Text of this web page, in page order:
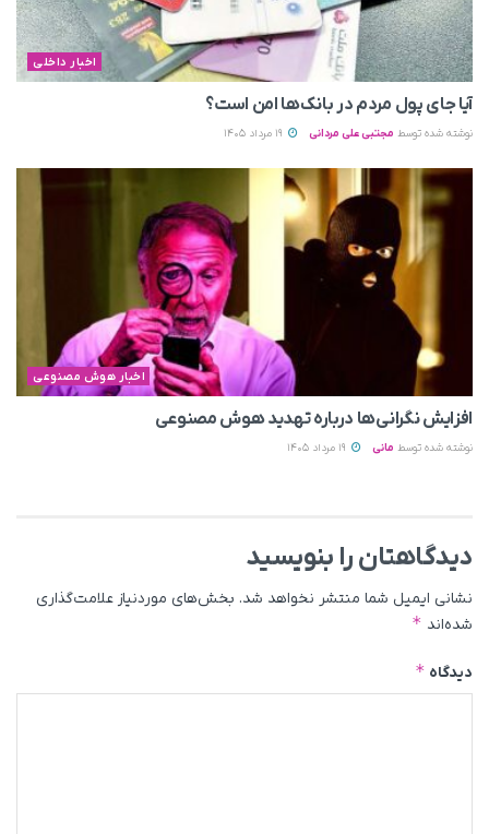
اخبار داخلی
آیا جای پول مردم در بانک‌ها امن است؟
نوشته شده توسط مجتبی علی مردانی
اخبار هوش مصنوعی
افزایش نگرانی‌ها درباره تهدید هوش مصنوعی
نوشته شده توسط مانی
دیدگاهتان را بنویسید
نشانی ایمیل شما منتشر نخواهد شد. بخش‌های موردنیاز علامت‌گذاری
شده‌اند *
دیدگاه *